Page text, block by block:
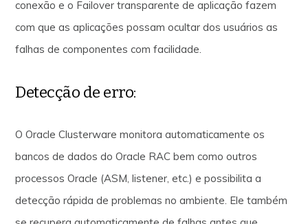
conexão e o Failover transparente de aplicação fazem
com que as aplicações possam ocultar dos usuários as
falhas de componentes com facilidade.
Detecção de erro:
O Oracle Clusterware monitora automaticamente os
bancos de dados do Oracle RAC bem como outros
processos Oracle (ASM, listener, etc.) e possibilita a
detecção rápida de problemas no ambiente. Ele também